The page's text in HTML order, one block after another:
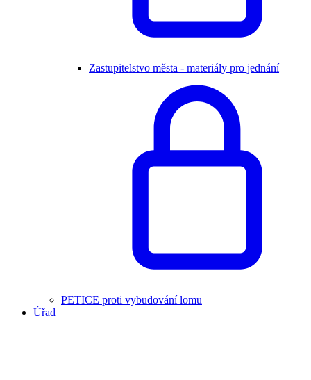
Zastupitelstvo města - materiály pro jednání
PETICE proti vybudování lomu
Úřad